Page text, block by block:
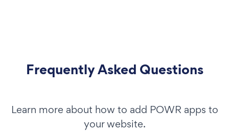
Frequently Asked Questions
Learn more about how to add POWR apps to
your website.